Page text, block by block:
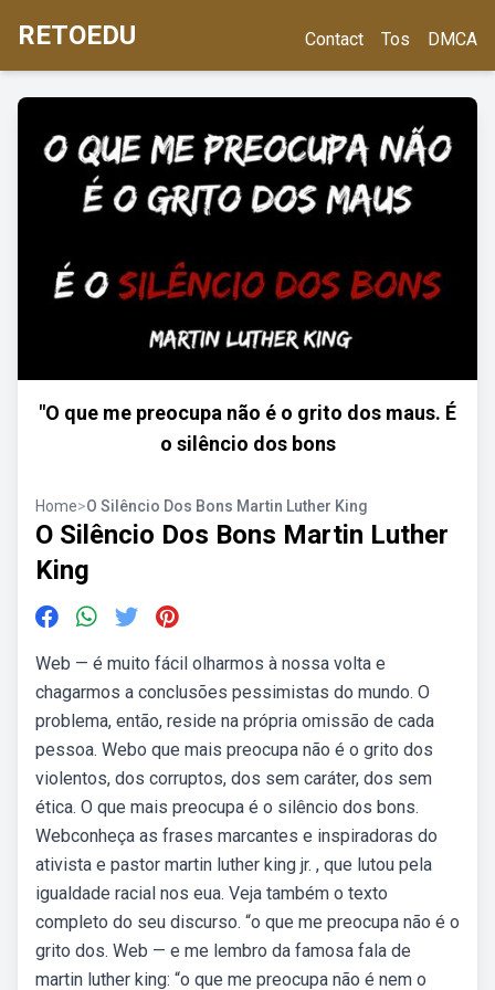
RETOEDU Contact Tos DMCA
"O que me preocupa não é o grito dos maus. É
o silêncio dos bons
Home>O Silêncio Dos Bons Martin Luther King
O Silêncio Dos Bons Martin Luther
King
Web — é muito fácil olharmos à nossa volta e
chagarmos a conclusões pessimistas do mundo. O
problema, então, reside na própria omissão de cada
pessoa. Webo que mais preocupa não é o grito dos
violentos, dos corruptos, dos sem caráter, dos sem
ética. O que mais preocupa é o silêncio dos bons.
Webconheça as frases marcantes e inspiradoras do
ativista e pastor martin luther king jr. , que lutou pela
igualdade racial nos eua. Veja também o texto
completo do seu discurso. “o que me preocupa não é o
grito dos. Web — e me lembro da famosa fala de
martin luther king: “o que me preocupa não é nem o